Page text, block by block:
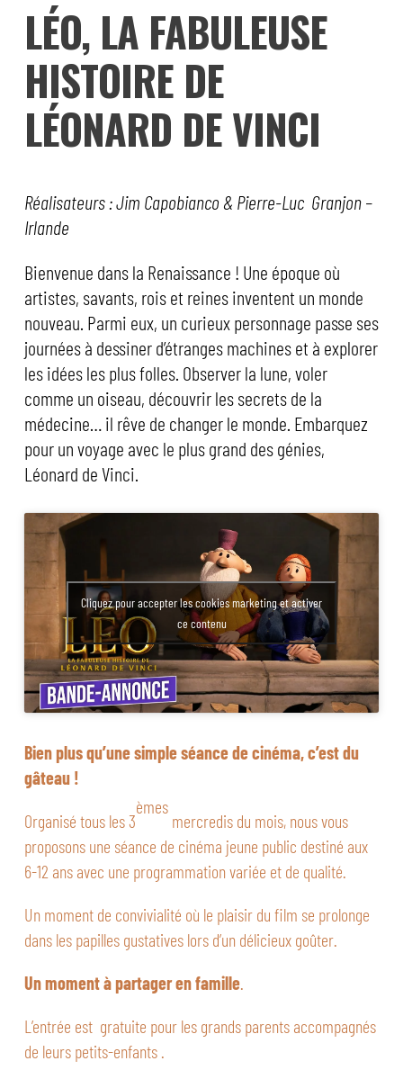
LÉO, LA FABULEUSE
HISTOIRE DE
LÉONARD DE VINCI
Réalisateurs : Jim Capobianco & Pierre-Luc Granjon –
Irlande
Bienvenue dans la Renaissance ! Une époque où
artistes, savants, rois et reines inventent un monde
nouveau. Parmi eux, un curieux personnage passe ses
journées à dessiner d’étranges machines et à explorer
les idées les plus folles. Observer la lune, voler
comme un oiseau, découvrir les secrets de la
médecine… il rêve de changer le monde. Embarquez
pour un voyage avec le plus grand des génies,
Léonard de Vinci.
Cliquez pour accepter les cookies marketing et activer
ce contenu
Bien plus qu’une simple séance de cinéma, c’est du
gâteau !
Organisé tous les 3
èmes
mercredis du mois, nous vous
proposons une séance de cinéma jeune public destiné aux
6-12 ans avec une programmation variée et de qualité.
Un moment de convivialité où le plaisir du film se prolonge
dans les papilles gustatives lors d’un délicieux goûter.
Un moment à partager en famille.
L’entrée est gratuite pour les grands parents accompagnés
de leurs petits-enfants .